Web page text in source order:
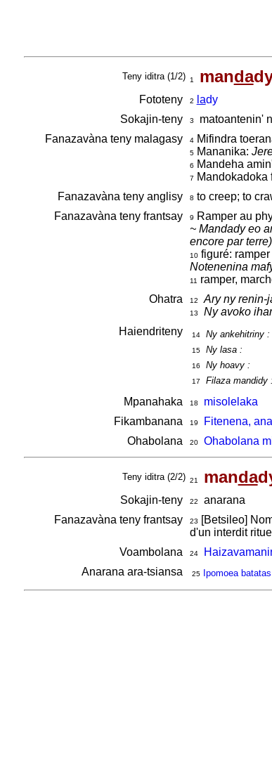
Teny iditra (1/2) 1 manda
Fototeny 2 lady
Sokajin-teny
3
matoantenin'
Fanazavàna teny malagasy
4Mifindra
5Mananika:
6 Mandeha
7 Mandokadoka
Fanazavàna teny anglisy 8 to creep; to
Fanazavàna teny frantsay 9 Ramper au
~ Mandady eo
encore par
10figuré: ramper
Notenenina
11 ramper,
Ohatra 12 Ary ny renin-
13 Ny avoko
Haiendriteny 14 Ny ankehitriny :
15 Ny lasa :
16 Ny hoavy :
17 Filaza mandidy :
Mpanahaka 18
misolelaka
Fikambanana
19
Fitenena,
Ohabolana
20 Ohabolana
Teny iditra (2/2) 21 manda
Sokajin-teny 22
anarana
Fanazavàna teny frantsay
23 [Betsileo]
d'un interdit
Voambolana 24
Anarana ara-tsiansa
25 Ipomoea batatas